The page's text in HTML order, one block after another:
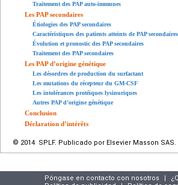
Traitement des PAP auto-immunes
Les PAP secondaires
Étiologies des PAP secondaires
Caractéristiques des patients atteints de PAP secondaires
Évolution et pronostic des PAP secondaires
Traitement des PAP secondaires
Les PAP d’origine génétique
Les désordres de production du surfactant
Les mutations du récepteur du GM-CSF
Les intolérances protéiques lysinuriques
Autres PAP d’origine génétique
Conclusion
Déclaration d’intérêts
© 2014 SPLF. Publicado por Elsevier Masson
Póngase en contacto con nosotros